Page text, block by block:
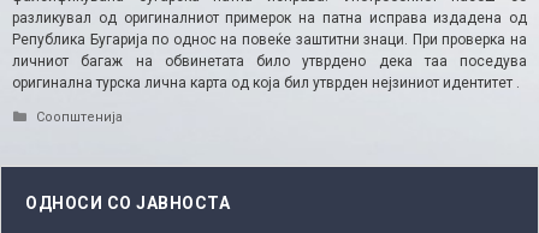
разликувал од оригиналниот примерок на патна исправа издадена од
Република Бугарија по однос на повеќе заштитни знаци. При проверка на
личниот багаж на обвинетата било утврдено дека таа поседува
оригинална турска лична карта од која бил утврден нејзиниот идентитет .
Categories
Соопштенија
ОДНОСИ СО ЈАВНОСТА